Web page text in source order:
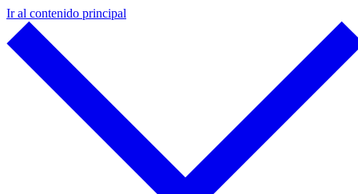
Ir al contenido principal